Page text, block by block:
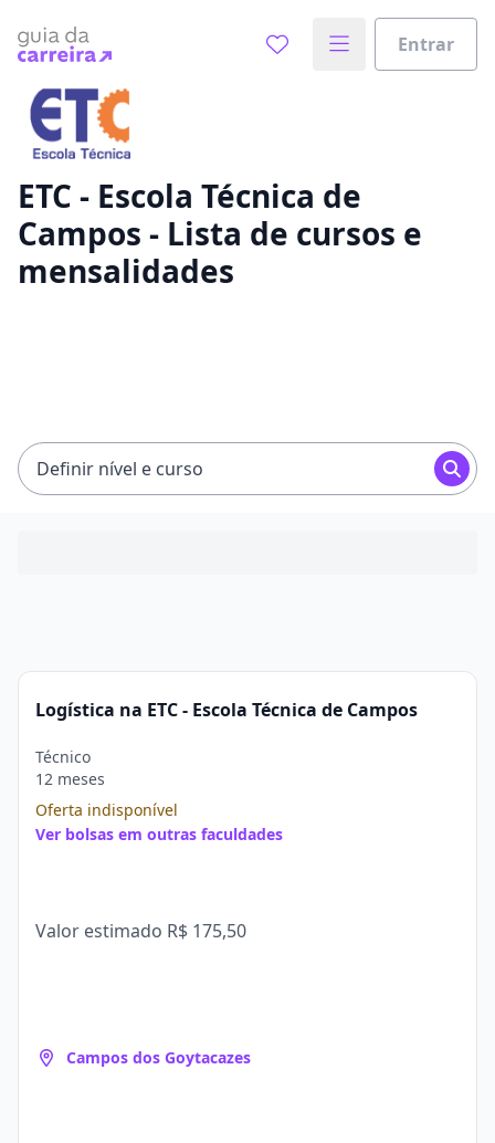
Entrar
Vamos te guiar no caminho ideal para seus estudos
ETC - Escola Técnica de
Campos - Lista de cursos e
mensalidades
Definir nível e curso
Logística na ETC - Escola Técnica de Campos
Técnico
12 meses
Oferta indisponível
Ver bolsas em outras faculdades
Valor estimado R$ 175,50
Campos dos Goytacazes